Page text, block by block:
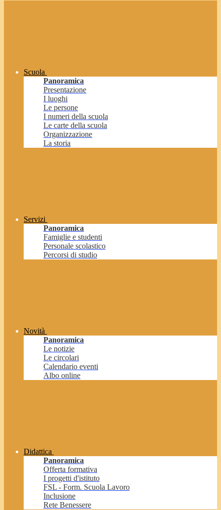
Scuola
Panoramica
Presentazione
I luoghi
Le persone
I numeri della scuola
Le carte della scuola
Organizzazione
La storia
Servizi
Panoramica
Famiglie e studenti
Personale scolastico
Percorsi di studio
Novità
Panoramica
Le notizie
Le circolari
Calendario eventi
Albo online
Didattica
Panoramica
Offerta formativa
I progetti d'istituto
FSL - Form. Scuola Lavoro
Inclusione
Rete Benessere